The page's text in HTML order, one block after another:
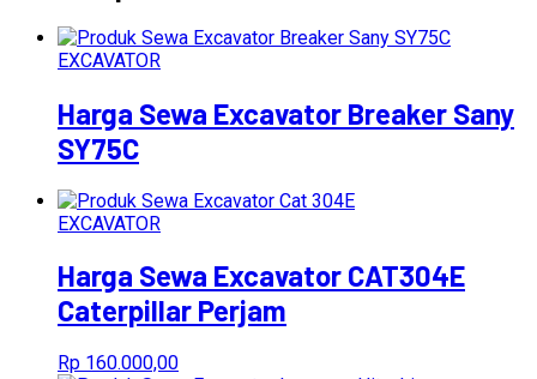
EXCAVATOR
Harga Sewa Excavator Breaker Sany
SY75C
EXCAVATOR
Harga Sewa Excavator CAT304E
Caterpillar Perjam
Rp 160.000,00